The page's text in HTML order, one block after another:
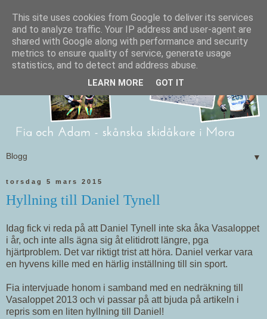
▼
torsdag 5 mars 2015
Hyllning till Daniel Tynell
Idag fick vi reda på att Daniel Tynell inte ska åka Vasaloppet
i år, och inte alls ägna sig åt elitidrott längre, pga
hjärtproblem. Det var riktigt trist att höra. Daniel verkar vara
en hyvens kille med en härlig inställning till sin sport.
Fia intervjuade honom i samband med en nedräkning till
Vasaloppet 2013 och vi passar på att bjuda på artikeln i
repris som en liten hyllning till Daniel!
This site uses cookies from Google to deliver its services
and to analyze traffic. Your IP address and user-agent are
shared with Google along with performance and security
metrics to ensure quality of service, generate usage
statistics, and to detect and address abuse.
LEARN MORE GOT IT